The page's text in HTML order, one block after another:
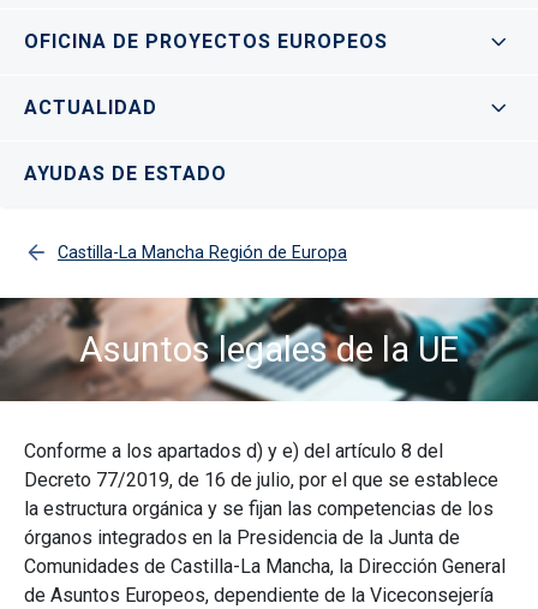
OFICINA DE PROYECTOS EUROPEOS
ACTUALIDAD
AYUDAS DE ESTADO
Castilla-La Mancha Región de Europa
Asuntos legales de la UE
Imagen
Conforme a los apartados d) y e) del artículo 8 del
Decreto 77/2019, de 16 de julio, por el que se establece
la estructura orgánica y se fijan las competencias de los
órganos integrados en la Presidencia de la Junta de
Comunidades de Castilla-La Mancha, la Dirección General
de Asuntos Europeos, dependiente de la Viceconsejería